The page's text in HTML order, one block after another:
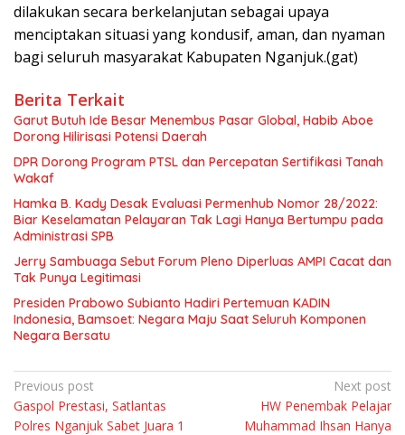
dilakukan secara berkelanjutan sebagai upaya
menciptakan situasi yang kondusif, aman, dan nyaman
bagi seluruh masyarakat Kabupaten Nganjuk.(gat)
Berita Terkait
Garut Butuh Ide Besar Menembus Pasar Global, Habib Aboe
Dorong Hilirisasi Potensi Daerah
DPR Dorong Program PTSL dan Percepatan Sertifikasi Tanah
Wakaf
Hamka B. Kady Desak Evaluasi Permenhub Nomor 28/2022:
Biar Keselamatan Pelayaran Tak Lagi Hanya Bertumpu pada
Administrasi SPB
Jerry Sambuaga Sebut Forum Pleno Diperluas AMPI Cacat dan
Tak Punya Legitimasi
Presiden Prabowo Subianto Hadiri Pertemuan KADIN
Indonesia, Bamsoet: Negara Maju Saat Seluruh Komponen
Negara Bersatu
Navigasi
pos
Previous post
Gaspol Prestasi, Satlantas
Polres Nganjuk Sabet Juara 1
Next post
HW Penembak Pelajar
Muhammad Ihsan Hanya